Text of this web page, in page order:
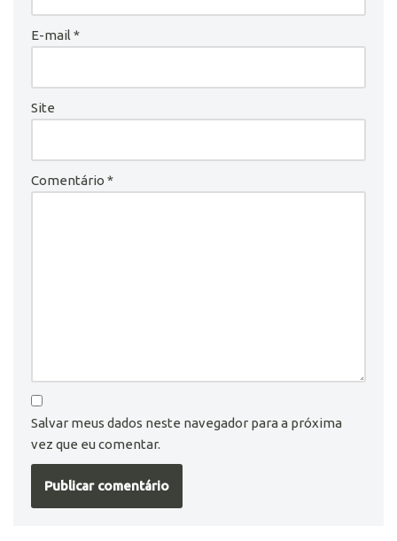
E-mail *
Site
Comentário *
Salvar meus dados neste navegador para a próxima
vez que eu comentar.